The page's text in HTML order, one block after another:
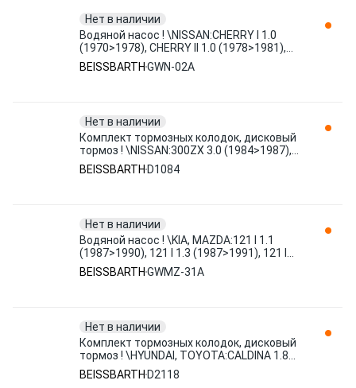
Нет в наличии
Водяной насос ! \NISSAN:CHERRY I 1.0
(1970>1978), CHERRY II 1.0 (1978>1981),
CHERRY II 1.2 (1978>198 GWN-02A
BEISSBARTH
BEISSBARTH GWN-02A
Нет в наличии
Комплект тормозных колодок, дисковый
тормоз ! \NISSAN:300ZX 3.0 (1984>1987),
300ZX 3.0 Turbo (1984>1 D1084
BEISSBARTH
BEISSBARTH D1084
Нет в наличии
Водяной насос ! \KIA, MAZDA:121 I 1.1
(1987>1990), 121 I 1.3 (1987>1991), 121 I
1.3 (1989>1990), 121 GWMZ-31A
BEISSBARTH
BEISSBARTH GWMZ-31A
Нет в наличии
Комплект тормозных колодок, дисковый
тормоз ! \HYUNDAI, TOYOTA:CALDINA 1.8
(1992>1996), CALDINA 1.8 D2118
BEISSBARTH
BEISSBARTH D2118